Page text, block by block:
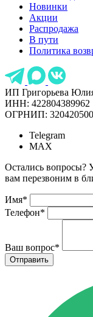
Новинки
Акции
Распродажа
В пути
Политика
ИП Григорьева
ИНН: 422804389962
ОГРНИП:
Telegram
MAX
Остались вопросы?
вам перезвоним в
Имя*
Телефон*
Ваш вопрос*